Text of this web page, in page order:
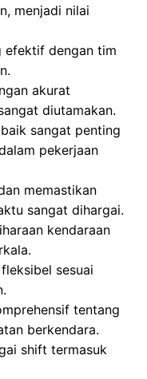
menjadi nilai
efektif dengan tim
akurat
diutamakan.
sangat penting
pekerjaan
memastikan
sangat dihargai.
kendaraan
sesuai
tentang
berkendara.
shift termasuk